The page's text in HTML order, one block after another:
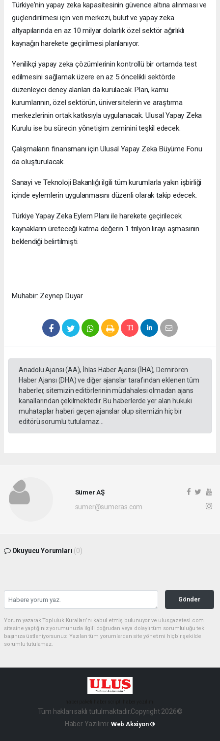
Türkiye'nin yapay zeka kapasitesinin güvence altına alınması ve
güçlendirilmesi için veri merkezi, bulut ve yapay zeka
altyapılarında en az 10 milyar dolarlık özel sektör ağırlıklı
kaynağın harekete geçirilmesi planlanıyor.
Yenilikçi yapay zeka çözümlerinin kontrollü bir ortamda test
edilmesini sağlamak üzere en az 5 öncelikli sektörde
düzenleyici deney alanları da kurulacak. Plan, kamu
kurumlarının, özel sektörün, üniversitelerin ve araştırma
merkezlerinin ortak katkısıyla uygulanacak. Ulusal Yapay Zeka
Kurulu ise bu sürecin yönetişim zeminini teşkil edecek.
Çalışmaların finansmanı için Ulusal Yapay Zeka Büyüme Fonu
da oluşturulacak.
Sanayi ve Teknoloji Bakanlığı ilgili tüm kurumlarla yakın işbirliği
içinde eylemlerin uygulanmasını düzenli olarak takip edecek.
Türkiye Yapay Zeka Eylem Planı ile harekete geçirilecek
kaynakların üreteceği katma değerin 1 trilyon lirayı aşmasının
beklendiği belirtilmişti.
Muhabir: Zeynep Duyar
Anadolu Ajansı (AA), İhlas Haber Ajansı (İHA), Demirören
Haber Ajansı (DHA) ve diğer ajanslar tarafından eklenen tüm
haberler, sitemizin editörlerinin müdahalesi olmadan ajans
kanallarından çekilmektedir. Bu haberlerde yer alan hukuki
muhataplar haberi geçen ajanslar olup sitemizin hiç bir
editörü sorumlu tutulamaz...
Sümer AŞ
sumer@sumeras.com
Okuyucu Yorumları (0)
Gönder
Yorum yazarak Topluluk Kuralları’nı kabul etmiş bulunuyor ve ulusgazetesi.com
sitesine yaptığınız yorumunuzla ilgili doğrudan veya dolaylı tüm sorumluluğu tek
başınıza üstleniyorsunuz. Yazılan tüm yorumlardan site yönetimi hiçbir şekilde
sorumlu tutulamaz.
Tüm hakları saklı tutulmaktadır.Copyright 2026©
Haber Yazılımı: Web Aksiyon ®